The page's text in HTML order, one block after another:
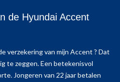
de Hyundai Accent
verzekering van mijn Accent ? Dat
te zeggen. Een betekenisvol
Jongeren van 22 jaar betalen